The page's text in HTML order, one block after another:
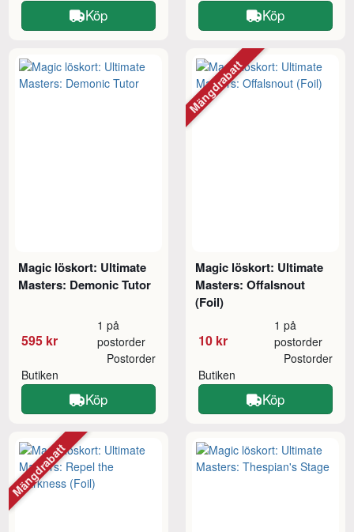
Köp Köp
Magic löskort: Ultimate
Masters: Demonic Tutor
595 kr
1 på
postorder
Butiken
Postorder
Köp
Magic löskort: Ultimate
Masters: Offalsnout
(Foil)
10 kr
1 på
postorder
Butiken
Postorder
Köp
Mängdrabatt
Mängdrabatt